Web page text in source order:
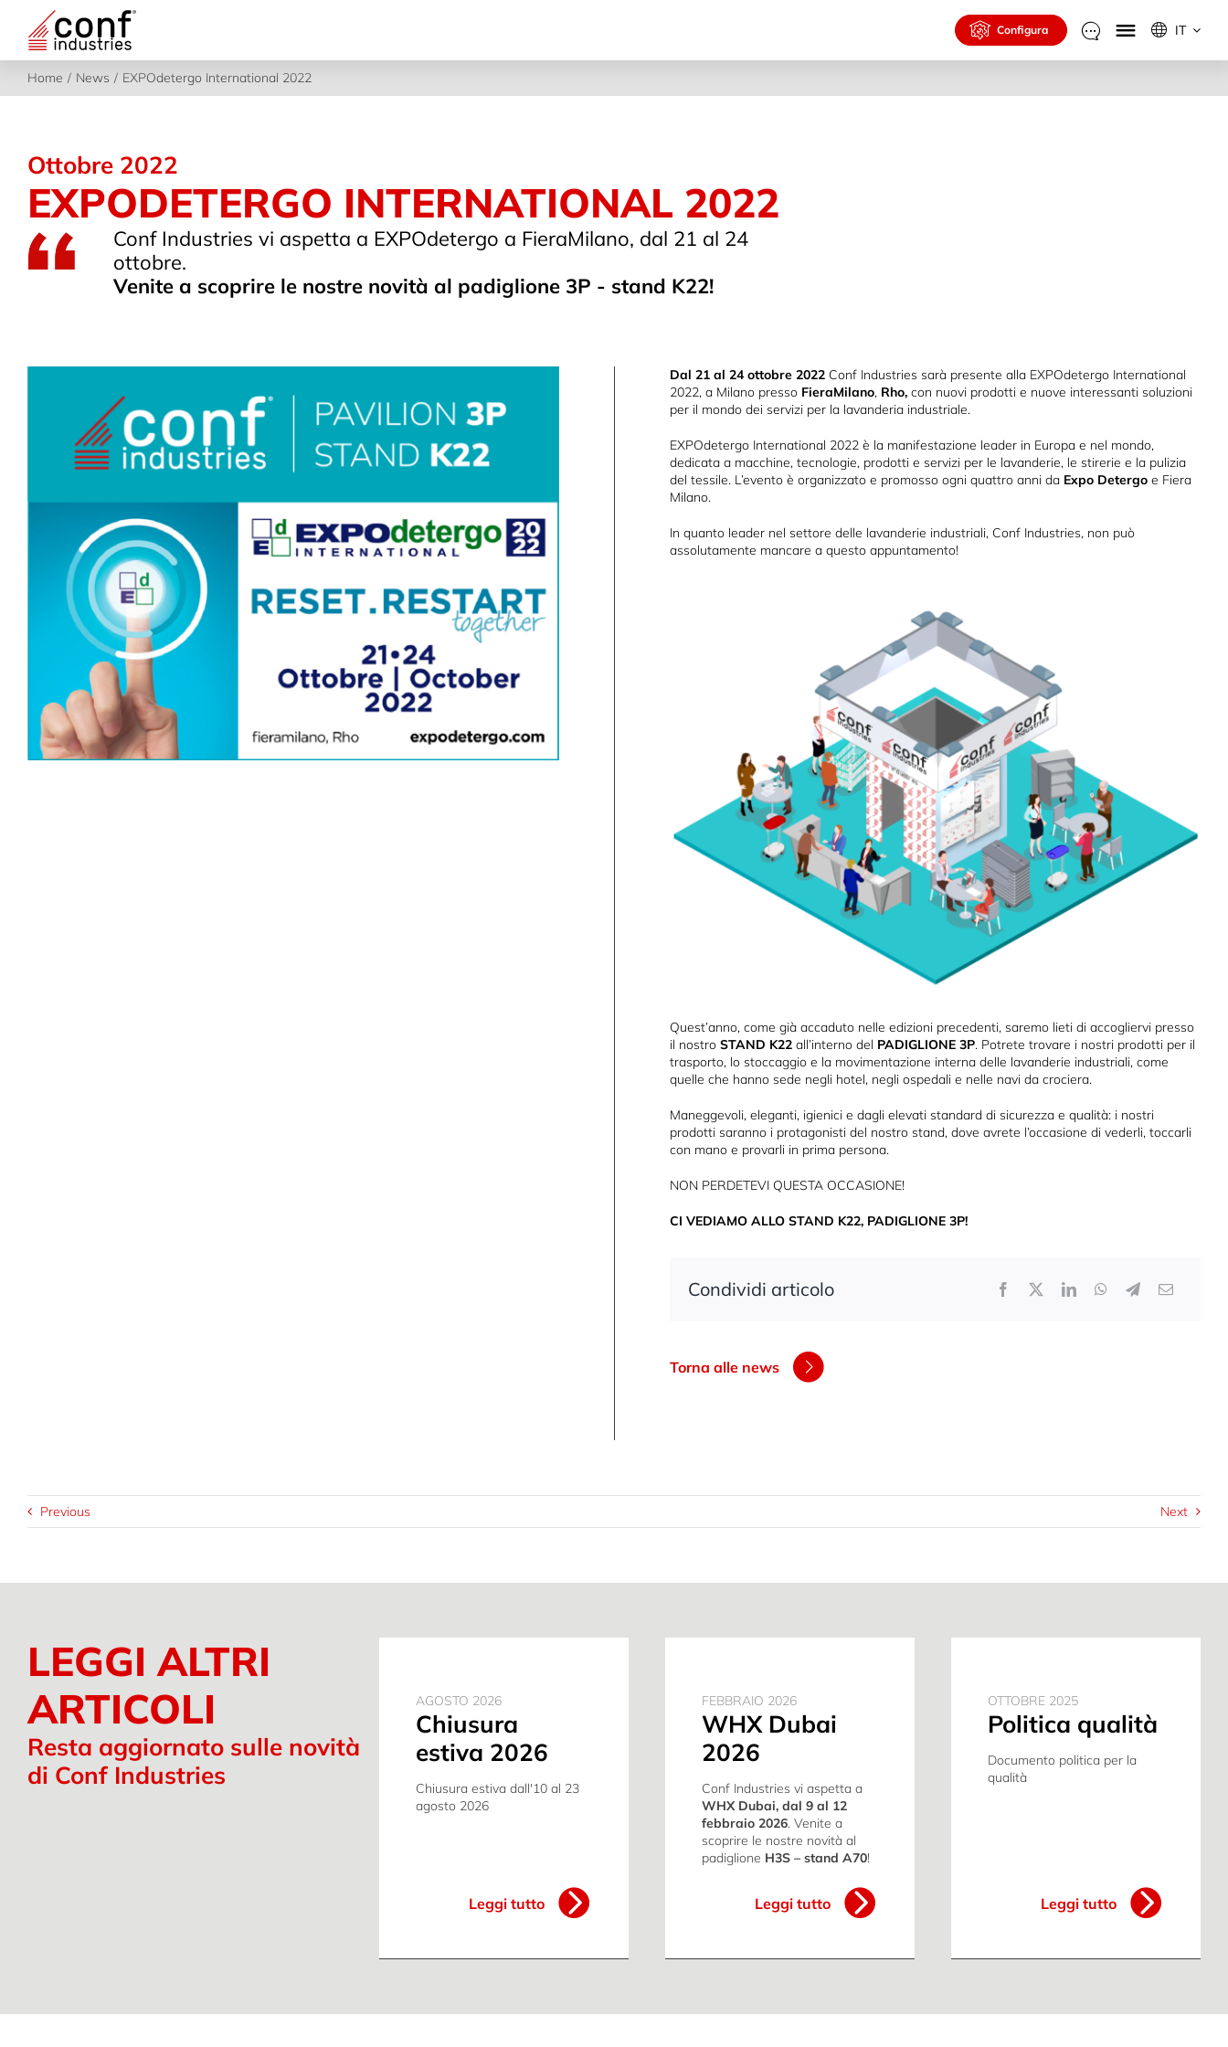
contenuto
Configura IT
Home News EXPOdetergo International 2022
Ottobre 2022
EXPODETERGO INTERNATIONAL 2022
Conf Industries vi aspetta a EXPOdetergo a FieraMilano, dal 21 al 24
ottobre.
Venite a scoprire le nostre novità al padiglione 3P - stand K22!
Dal 21 al 24 ottobre 2022Conf Industries sarà presente alla EXPOdetergo International
2022, a Milano presso FieraMilano, Rho,con nuovi prodotti e nuove interessanti soluzioni
per il mondo dei servizi per la lavanderia industriale.
EXPOdetergo International 2022 è la manifestazione leader in Europa e nel mondo,
dedicata a macchine, tecnologie, prodotti e servizi per le lavanderie, le stirerie e la pulizia
del tessile. L’evento è organizzato e promosso ogni quattro anni da Expo Detergoe Fiera
Milano.
In quanto leader nel settore delle lavanderie industriali, Conf Industries, non può
assolutamente mancare a questo appuntamento!
Quest’anno, come già accaduto nelle edizioni precedenti, saremo lieti di accogliervi presso
il nostro STAND K22all’interno del PADIGLIONE 3P. Potrete trovare i nostri prodotti per il
trasporto, lo stoccaggio e la movimentazione interna delle lavanderie industriali, come
quelle che hanno sede negli hotel, negli ospedali e nelle navi da crociera.
Maneggevoli, eleganti, igienici e dagli elevati standard di sicurezza e qualità: i nostri
prodotti saranno i protagonisti del nostro stand, dove avrete l’occasione di vederli, toccarli
con mano e provarli in prima persona.
NON PERDETEVI QUESTA OCCASIONE!
CI VEDIAMO ALLO STAND K22, PADIGLIONE 3P!
Condividi articolo
Torna alle news
Previous Next
LEGGI ALTRI
ARTICOLI
Resta aggiornato sulle novità
di Conf Industries
AGOSTO 2026
Chiusura
estiva 2026
Chiusura estiva dall'10 al 23
agosto 2026
Leggi tutto
FEBBRAIO 2026
WHX Dubai
2026
Conf Industries vi aspetta a
WHX Dubai, dal 9 al 12
febbraio 2026. Venite a
scoprire le nostre novità al
padiglione H3S – stand A70!
Leggi tutto
OTTOBRE 2025
Politica qualità
Documento politica per la
qualità
Leggi tutto